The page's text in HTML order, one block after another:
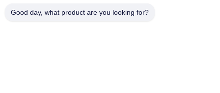
Good day, what product are you looking for?